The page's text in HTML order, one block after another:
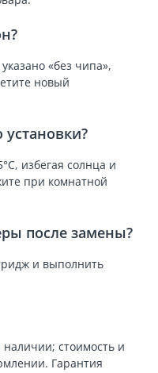
«без чипа»,
новый
избегая солнца и
при комнатной
после замены?
и выполнить
стоимость и
Гарантия